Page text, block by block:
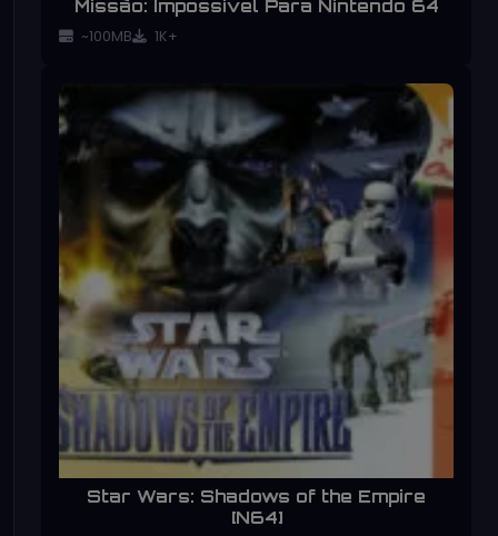
Missão: Impossível Para Nintendo 64
~100MB 1K+
Star Wars: Shadows of the Empire
[N64]